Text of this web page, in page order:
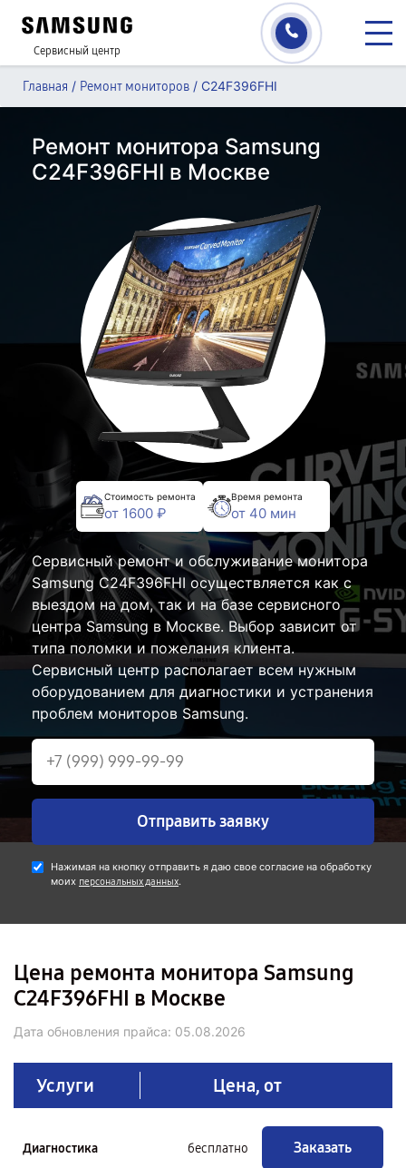
Сервисный центр
Главная / Ремонт мониторов / C24F396FHI
Ремонт монитора Samsung
C24F396FHI в Москве
Стоимость ремонта
от 1600 ₽
Время ремонта
от 40 мин
Сервисный ремонт и обслуживание монитора
Samsung C24F396FHI осуществляется как с
выездом на дом, так и на базе сервисного
центра Samsung в Москве. Выбор зависит от
типа поломки и пожелания клиента.
Сервисный центр располагает всем нужным
оборудованием для диагностики и устранения
проблем мониторов Samsung.
Отправить заявку
Нажимая на кнопку отправить я даю свое согласие на обработку
моих персональных данных.
Цена ремонта монитора Samsung
C24F396FHI в Москве
Дата обновления прайса: 05.08.2026
Услуги Цена, от
Диагностика бесплатно Заказать